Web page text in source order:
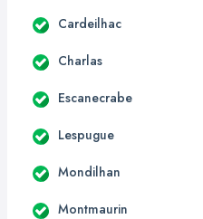
Cardeilhac
Charlas
Escanecrabe
Lespugue
Mondilhan
Montmaurin